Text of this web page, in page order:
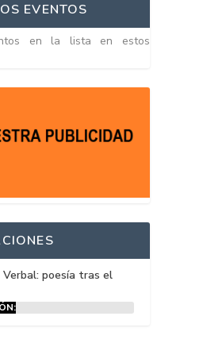
EVENTOS
en la lista en estos
poesía tras el